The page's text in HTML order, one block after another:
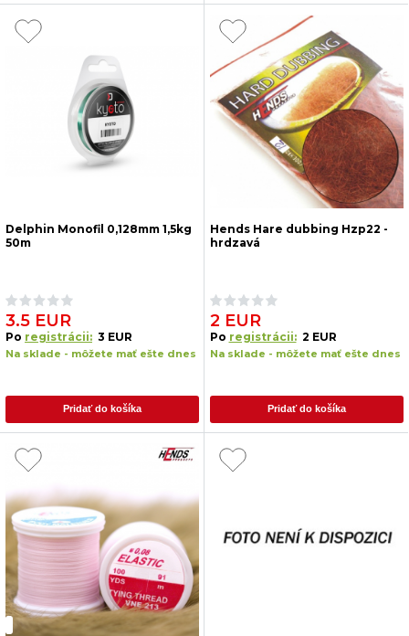
Delphin Monofil 0,128mm 1,5kg
50m
3.5 EUR
Po registrácii: 3 EUR
Na sklade - môžete mať ešte dnes
Pridať do košíka
Hends Hare dubbing Hzp22 -
hrdzavá
2 EUR
Po registrácii: 2 EUR
Na sklade - môžete mať ešte dnes
Pridať do košíka